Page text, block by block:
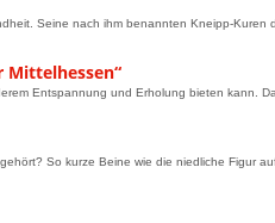
Seine nach ihm benannten Kneipp-Kuren
Mittelhessen“
Entspannung und Erholung bieten kann.
So kurze Beine wie die niedliche Figur